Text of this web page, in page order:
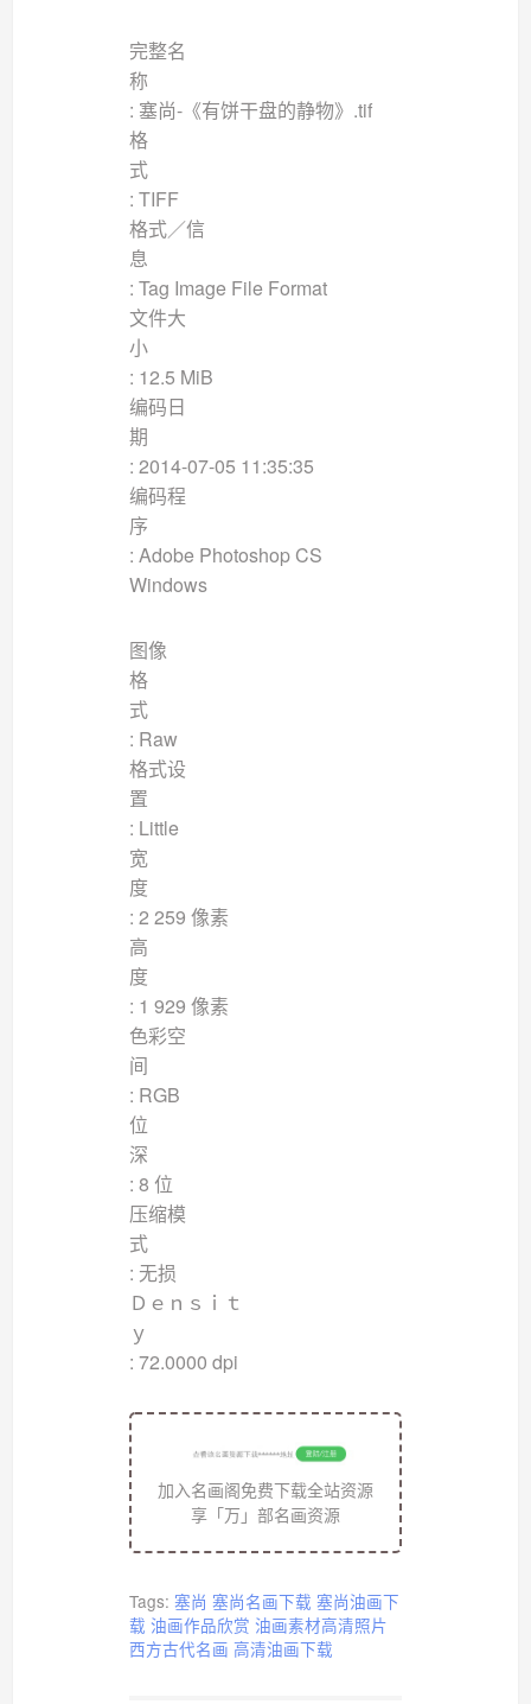
完整名
: 塞尚-《有饼干盘的静物》.tif
格
: TIFF
格式／信
: Tag Image File Format
文件大
: 12.5 MiB
编码日
: 2014-07-05 11:35:35
编码程
: Adobe Photoshop CS
Windows
图像
格
: Raw
格式设
: Little
宽
: 2 259 像素
高
: 1 929 像素
色彩空
: RGB
位
: 8 位
压缩模
: 无损
Ｄｅｎｓｉｔ
: 72.0000 dpi
加入名画阁免费下载全站资源
享「万」部名画资源
Tags: 塞尚 塞尚名画下载 塞尚油画下
载 油画作品欣赏 油画素材高清照片
西方古代名画 高清油画下载